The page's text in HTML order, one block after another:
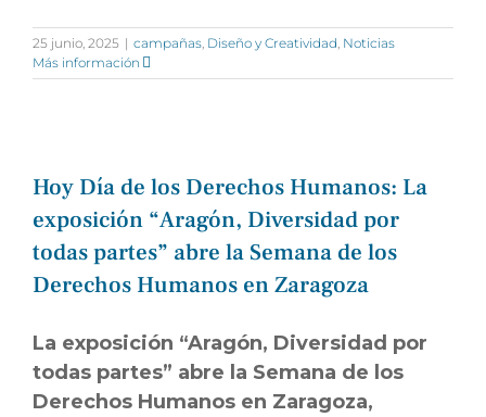
25 junio, 2025 | campañas Diseño y Creatividad Noticias
Más información
Hoy Día de los Derechos Humanos: La
exposición “Aragón, Diversidad por
todas partes” abre la Semana de los
Derechos Humanos en Zaragoza
La exposición “Aragón, Diversidad por
todas partes” abre la Semana de los
Derechos Humanos en Zaragoza,